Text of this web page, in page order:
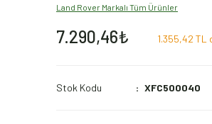
Land Rover Markalı Tüm Ürünler
7.290,46₺ 1.355,42 TL
Stok Kodu XFC500040